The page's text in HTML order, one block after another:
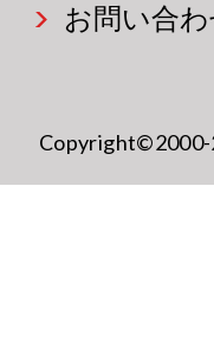
お問い合わ
Copyright©2000-